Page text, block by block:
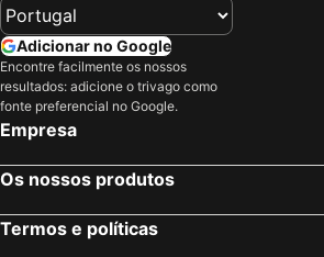
Adicionar no Google
Encontre facilmente os nossos
resultados: adicione o trivago como
fonte preferencial no Google.
Empresa
Os nossos produtos
Termos e políticas